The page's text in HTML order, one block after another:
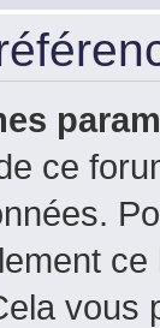
ce
ce
vous